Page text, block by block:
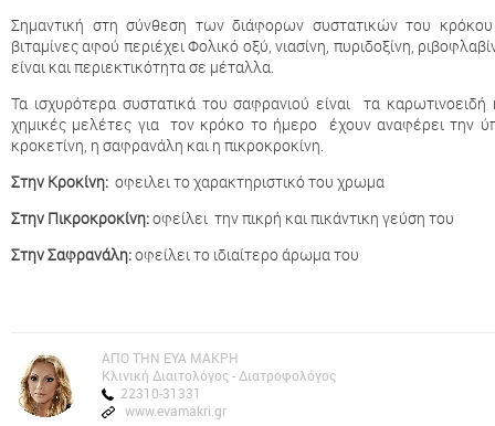
Σημαντική στη σύνθεση των διάφορων συστατικών του κρόκου
βιταμίνες αφού περιέχει Φολικό οξύ, νιασίνη, πυριδοξίνη,
είναι και περιεκτικότητα σε μέταλλα.
Τα ισχυρότερα συστατικά του σαφρανιού είναι τα
χημικές μελέτες για τον κρόκο το ήμερο έχουν αναφέρει την
κροκετίνη, η σαφρανάλη και η πικροκροκίνη.
Στην Κροκίνη: οφειλει το χαρακτηριστικό του χρωμα
Στην Πικροκροκίνη:οφείλει την πικρή και πικάντικη γεύση του
Στην Σαφρανάλη:οφείλει το ιδιαίτερο άρωμα του
AΠΟ ΤΗΝ ΕΥΑ ΜΑΚΡΗ
Kλινική Διαιτολόγος - Διατροφολόγος
22310-31331
www.evamakri.gr